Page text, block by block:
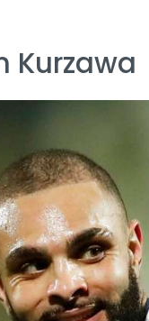
Kurzawa